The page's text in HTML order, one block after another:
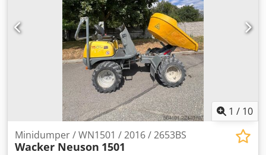
1 / 10
Minidumper / WN1501 / 2016 / 2653BS
Wacker Neuson 1501